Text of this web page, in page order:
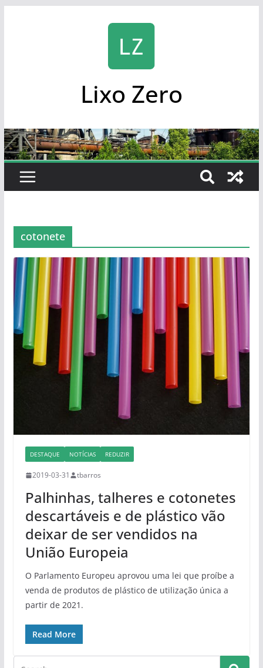
Lixo Zero
cotonete
DESTAQUE NOTÍCIAS REDUZIR
2019-03-31 tbarros
Palhinhas, talheres e cotonetes
descartáveis e de plástico vão
deixar de ser vendidos na
União Europeia
O Parlamento Europeu aprovou uma lei que proíbe a
venda de produtos de plástico de utilização única a
partir de 2021.
Read More